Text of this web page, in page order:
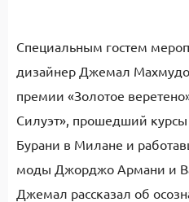
Специальным гостем
дизайнер Джемал
премии «Золотое
Силуэт», прошедший
Бурани в Милане и
моды Джорджо Армани и
Джемал рассказал об